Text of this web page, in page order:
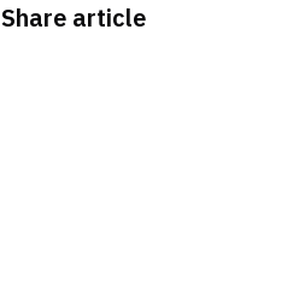
Share article